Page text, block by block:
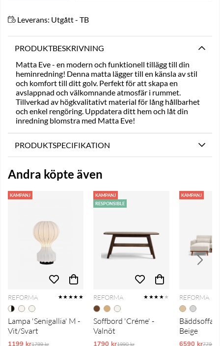
Leverans: Utgått - TB
PRODUKTBESKRIVNING
Matta Eve - en modern och funktionell tillägg till din
heminredning! Denna matta lägger till en känsla av stil
och komfort till ditt golv. Perfekt för att skapa en
avslappnad och välkomnande atmosfär i rummet.
Tillverkad av högkvalitativt material för lång hållbarhet
och enkel rengöring. Uppdatera ditt hem och låt din
inredning blomstra med Matta Eve!
PRODUKTSPECIFIKATION
Andra köpte även
KAMPANJ
REFORMA ★★★★★
Lampa 'Senigallia' M -
Vit/Svart
1199 krOrdinarie pris:
1799 kr
KAMPANJ
RESPONSIBLE
REFORMA ★★★★★
Soffbord 'Créme' -
Valnöt
1790 krOrdinarie pris:
1990 kr
KAMPANJ
REFORMA
Bäddsoffa
Beige
6590 kr7790 kr